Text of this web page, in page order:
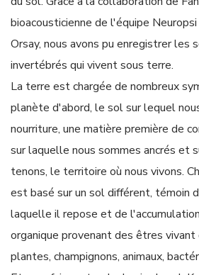
bioacousticienne de l'équipe
Orsay, nous avons pu enregistrer les
invertébrés qui vivent sous terre.
La terre est chargée de nombreux
planète d'abord, le sol sur lequel
nourriture, une matière première de
sur laquelle nous sommes ancrés et
tenons, le territoire où nous vivons.
est basé sur un sol différent, témoin
laquelle il repose et de
organique provenant des êtres
plantes, champignons, animaux,